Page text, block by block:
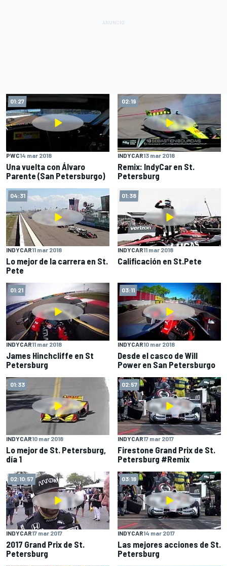
01:27
PWC14 mar 2018
Una vuelta con Álvaro
Parente (San Petersburgo)
02:19
INDYCAR13 mar 2018
Remix: IndyCar en St.
Petersburg
04:31
INDYCAR11 mar 2018
Lo mejor de la carrera en St.
Pete
01:38
INDYCAR11 mar 2018
Calificación en St.Pete
01:21
INDYCAR11 mar 2018
James Hinchcliffe en St
Petersburg
03:11
INDYCAR10 mar 2018
Desde el casco de Will
Power en San Petersburgo
01:33
INDYCAR10 mar 2018
Lo mejor de St. Petersburg,
día 1
02:57
INDYCAR17 mar 2017
Firestone Grand Prix de St.
Petersburg #Remix
02:10:57
INDYCAR17 mar 2017
2017 Grand Prix de St.
Petersburg
03:18
INDYCAR14 mar 2017
Las mejores acciones de St.
Petersburg